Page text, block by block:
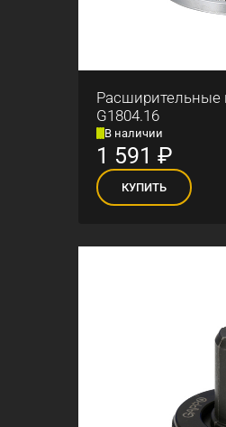
Расширительные
G1804.16
В наличии
1 591 ₽
КУПИТЬ